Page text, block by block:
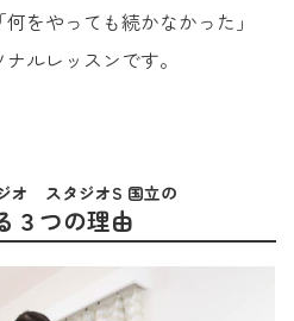
をやっても続かなかった」
ルレッスンです。
オ スタジオS 国立の
３つの理由